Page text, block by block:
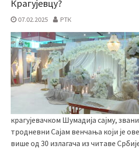
Крагујевцу?
07.02.2025 РТК
крагујевачком Шумадија сајму,
тродневни Сајам венчања који је
више од 30 излагача из читаве